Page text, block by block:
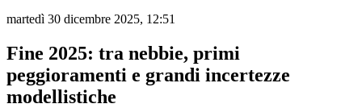
martedì 30 dicembre 2025, 12:51
Fine 2025: tra nebbie, primi
peggioramenti e grandi incertezze
modellistiche